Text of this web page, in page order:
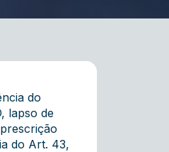
do
lapso de
do Art. 43,